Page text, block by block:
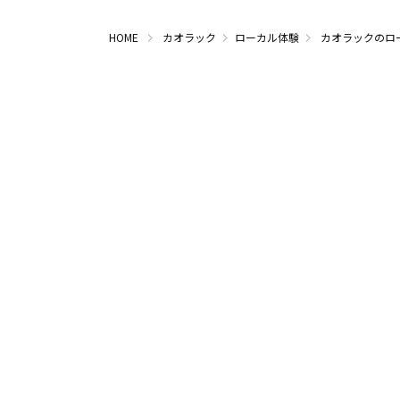
HOME カオラック ローカル体験 カオラックの